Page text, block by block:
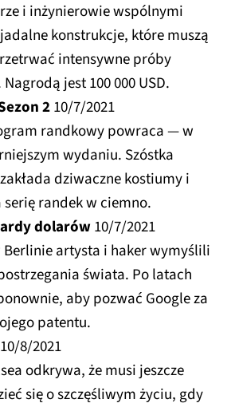
i inżynierowie wspólnymi
konstrukcje, które muszą
intensywne próby
jest 100 000 USD.
210/7/2021
randkowy powraca — w
wydaniu. Szóstka
dziwaczne kostiumy i
randek w ciemno.
dolarów10/7/2021
Berlinie artysta i haker wymyślili
świata. Po latach
aby pozwać Google za
patentu.
10/8/2021
odkrywa, że musi jeszcze
się o szczęśliwym życiu, gdy